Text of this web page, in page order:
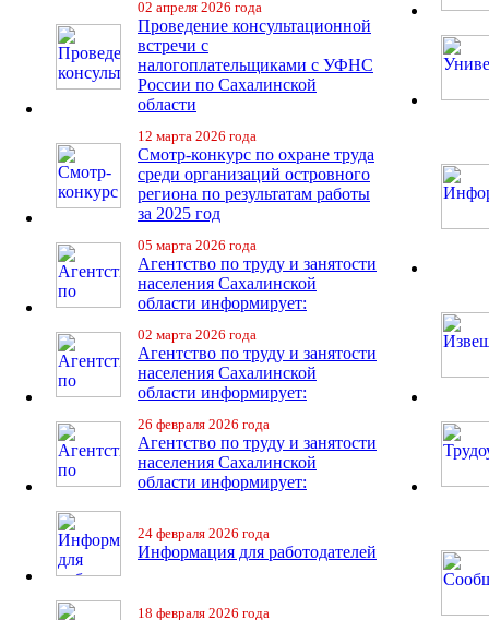
02 апреля 2026 года
Проведение консультационной
встречи с
налогоплательщиками с УФНС
России по Сахалинской
области
12 марта 2026 года
Смотр-конкурс по охране труда
среди организаций островного
региона по результатам работы
за 2025 год
05 марта 2026 года
Агентство по труду и занятости
населения Сахалинской
области информирует:
02 марта 2026 года
Агентство по труду и занятости
населения Сахалинской
области информирует:
26 февраля 2026 года
Агентство по труду и занятости
населения Сахалинской
области информирует:
24 февраля 2026 года
Информация для работодателей
18 февраля 2026 года